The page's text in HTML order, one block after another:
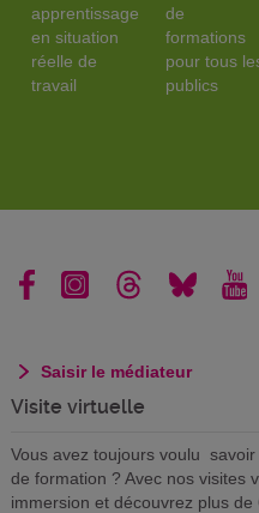
apprentissage
en situation
réelle de
travail
de
formations
pour tous
publics
Saisir le médiateur
Visite virtuelle
Vous avez toujours voulu
de formation ? Avec nos visites
immersion et découvrez plus de